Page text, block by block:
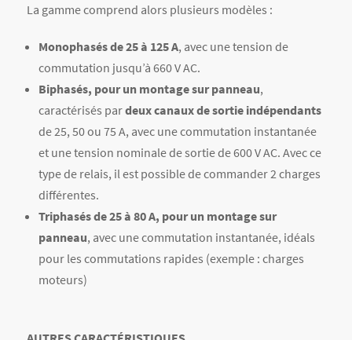
La gamme comprend alors plusieurs modèles :
Monophasés de 25 à 125 A, avec une tension de
commutation jusqu’à 660 V AC.
Biphasés, pour un montage sur panneau,
caractérisés pardeux canaux de sortie indépendants
de 25, 50 ou 75 A, avec une commutation instantanée
et une tension nominale de sortie de 600 V AC. Avec ce
type de relais, il est possible de commander 2 charges
différentes.
Triphasés de 25 à 80 A, pour un montage sur
panneau, avec une commutation instantanée, idéals
pour les commutations rapides (exemple : charges
moteurs)